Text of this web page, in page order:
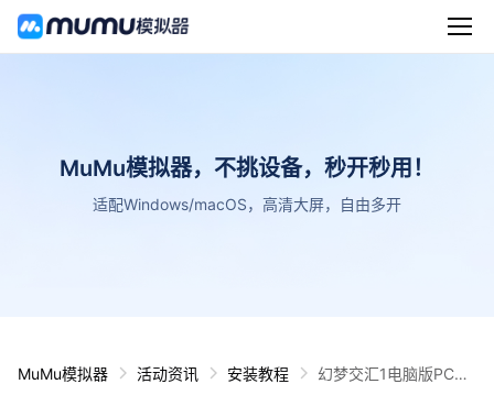
MuMu模拟器，不挑设备，秒开秒用！
适配Windows/macOS，高清大屏，自由多开
MuMu模拟器 活动资讯 安装教程
幻梦交汇1电脑版PC端